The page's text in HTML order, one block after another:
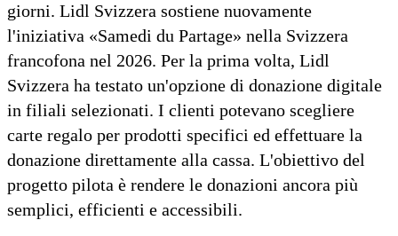
giorni. Lidl Svizzera sostiene nuovamente
l'iniziativa «Samedi du Partage» nella Svizzera
francofona nel 2026. Per la prima volta, Lidl
Svizzera ha testato un'opzione di donazione digitale
in filiali selezionati. I clienti potevano scegliere
carte regalo per prodotti specifici ed effettuare la
donazione direttamente alla cassa. L'obiettivo del
progetto pilota è rendere le donazioni ancora più
semplici, efficienti e accessibili.